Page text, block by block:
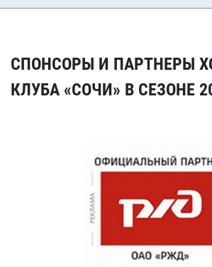
СПОНСОРЫ И ПАРТНЕРЫ
КЛУБА «СОЧИ» В СЕЗОНЕ